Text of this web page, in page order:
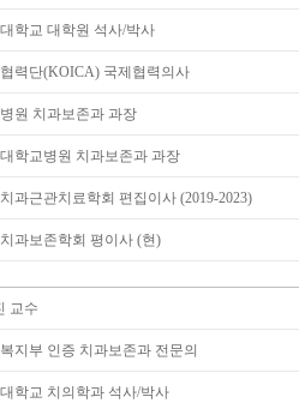
학교 대학원 석사/박사
력단(KOICA) 국제협력의사
원 치과보존과 과장
학교병원 치과보존과 과장
과근관치료학회 편집이사 (2019-2023)
과보존학회 평이사 (현)
교수
지부 인증 치과보존과 전문의
학교 치의학과 석사/박사